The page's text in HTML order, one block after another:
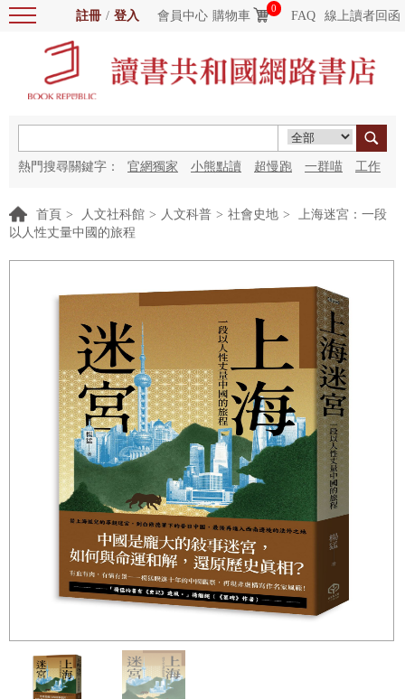
註冊 / 登入 會員中心 購物車
0
FAQ 線上讀者回函
熱門搜尋關鍵字： 官網獨家 小熊點讀 超慢跑 一群喵 工作
首頁 > 人文社科館 > 人文科普 > 社會史地 >
上海迷宮：一段
以人性丈量中國的旅程